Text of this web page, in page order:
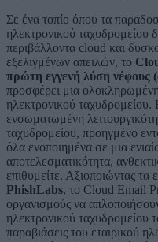
Σε ένα τοπίο όπου τα
ηλεκτρονικού ταχυδρομείου
περιβάλλοντα cloud και
εξελιγμένων απειλών, το
πρώτη εγγενή λύση νέφους
προσφέρει μια
ηλεκτρονικού
ενσωματωμένη
ταχυδρομείου, προηγμένο
όλα ενοποιημένα σε μια
αποτελεσματικότητα,
επιθυμείτε. Αξιοποιώντας τα
PhishLabs, το Cloud Email
οργανισμούς να
ηλεκτρονικού ταχυδρομείου
παραβιάσεις του εταιρικού